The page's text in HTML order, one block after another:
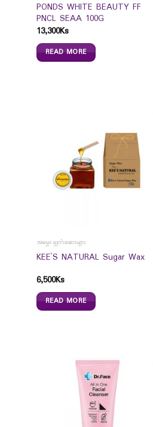
PONDS WHITE BEAUTY FF
PNCL SEAA 100G
13,300Ks
READ MORE
အမွှေးချွတ်ဆေးများ
KEE`S NATURAL Sugar Wax
6,500Ks
READ MORE